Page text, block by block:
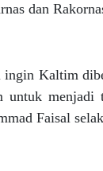
dan
Kaltim
untuk menjadi
Faisal